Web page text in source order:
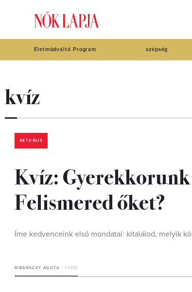
Életmódváltó Program szépség
kvíz
AKTUÁLIS
Kvíz:
Felismered őket?
Íme kedvenceink első mondatai: kitalálod, melyik
RIBÁNSZKY ÁGOTA 1 PERC